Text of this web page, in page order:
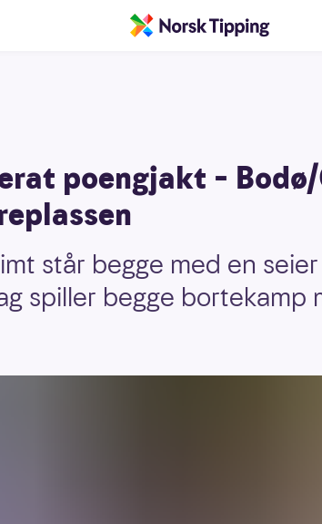
poengjakt –
står begge med en
spiller begge bortekamp